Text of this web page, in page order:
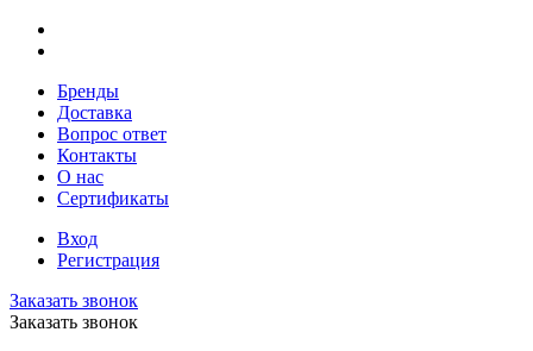
Бренды
Доставка
Вопрос ответ
Контакты
О нас
Сертификаты
Вход
Регистрация
Заказать звонок
Заказать звонок